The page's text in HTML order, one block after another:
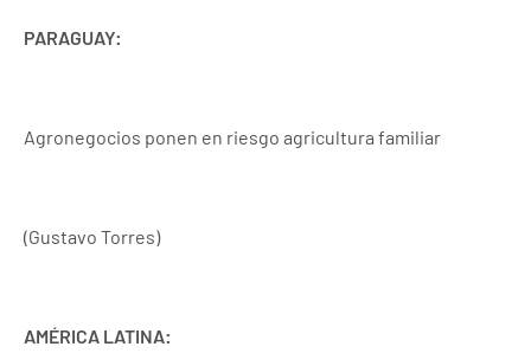
PARAGUAY:
Agronegocios ponen en riesgo agricultura familiar
(Gustavo Torres)
AMÉRICA LATINA: